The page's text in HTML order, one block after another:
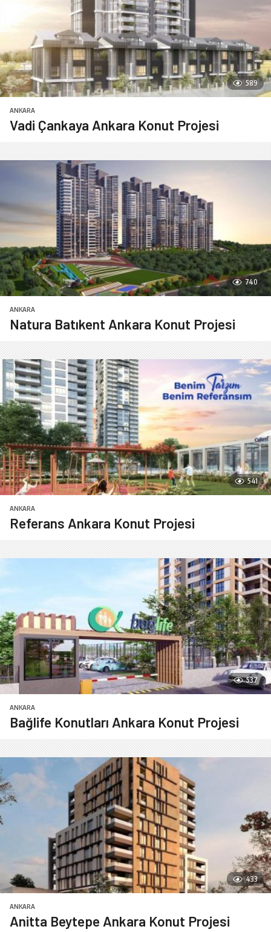
589
ANKARA
Vadi Çankaya Ankara Konut Projesi
740
ANKARA
Natura Batıkent Ankara Konut Projesi
541
ANKARA
Referans Ankara Konut Projesi
537
ANKARA
Bağlife Konutları Ankara Konut Projesi
433
ANKARA
Anitta Beytepe Ankara Konut Projesi